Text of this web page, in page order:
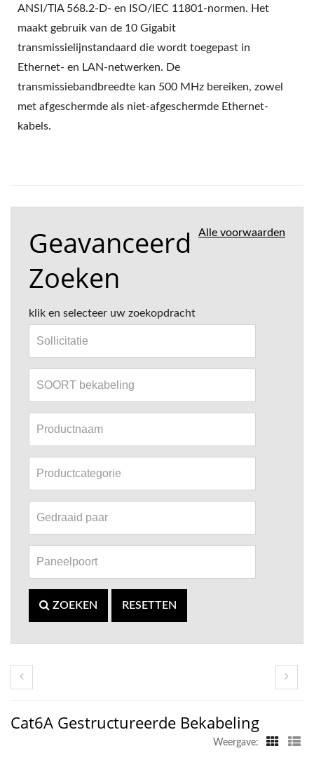
ANSI/TIA 568.2-D- en ISO/IEC 11801-normen. Het
maakt gebruik van de 10 Gigabit
transmissielijnstandaard die wordt toegepast in
Ethernet- en LAN-netwerken. De
transmissiebandbreedte kan 500 MHz bereiken, zowel
met afgeschermde als niet-afgeschermde Ethernet-
kabels.
Alle voorwaarden
Geavanceerd
Zoeken
klik en selecteer uw zoekopdracht
ZOEKEN RESETTEN
Cat6A Gestructureerde Bekabeling
Weergave: